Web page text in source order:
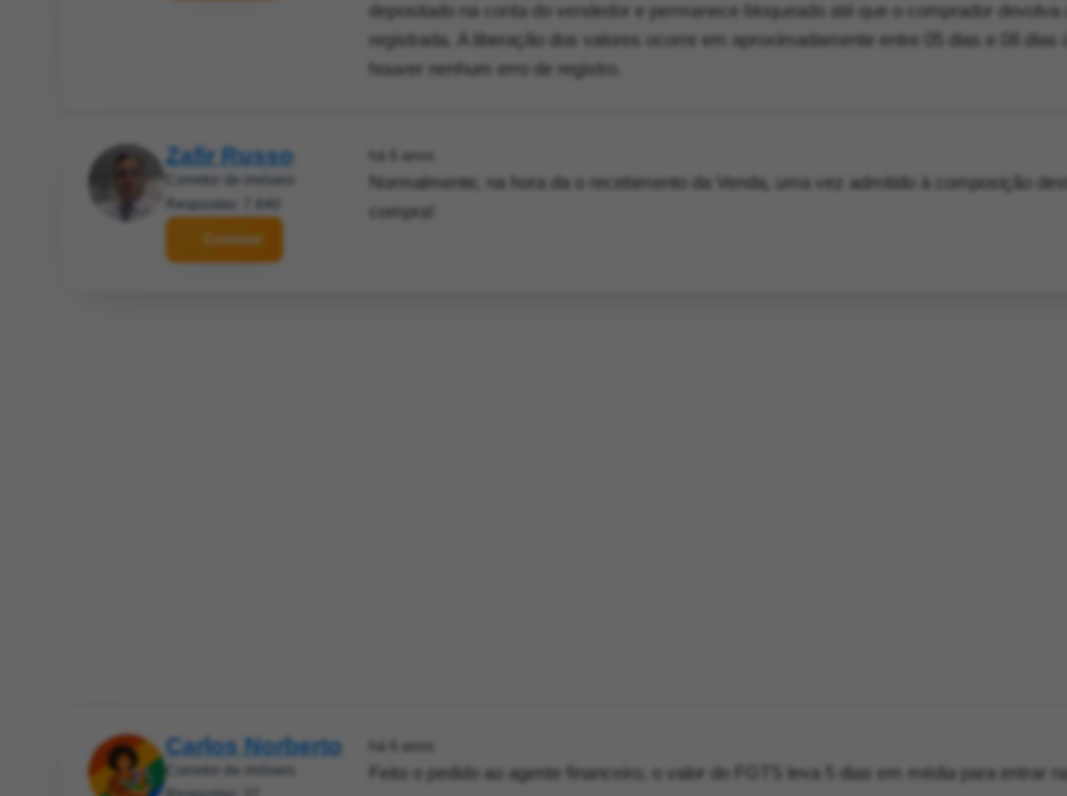
depositado na conta do vendedor e permanece bloqueado até que o comprador devolva
registrada. A liberação dos valores ocorre em aproximadamente entre 05 dias e 08 dias
houver nenhum erro de registro.
Zafir Russo
Corretor de imóveis
Respostas: 7.840
Contatar
há 6 anos
Normalmente, na hora da o recebimento da Venda, uma vez admitido à composição
compra!
Carlos Norberto
Corretor de imóveis
há 6 anos
Feito o pedido ao agente financeiro, o valor do FGTS leva 5 dias em média para entrar